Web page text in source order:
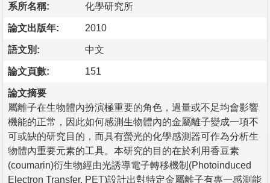
系所名稱: 化學研究所
論文出版年: 2010
語文別: 中文
論文頁數: 151
論文摘要
屬離子在生物體內扮演極重要的角色，過量或不足均會影響
機能的正常，因此如何感測生物體內的金屬離子變成一項不
可或缺的研究目的，而具有螢光的化學感測器可作為分析生
物體內重要元素的工具。本研究的目的在於利用香豆素
(coumarin)衍生物經由光誘導電子轉移機制(Photoinduced
Electron Transfer, PET)設計出對特定金屬離子有專一感測能